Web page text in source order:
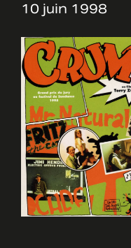
10 juin 1998